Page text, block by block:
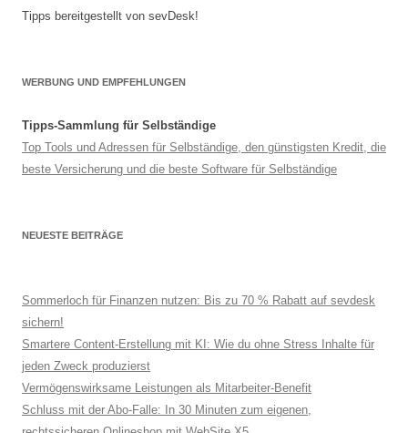
Tipps bereitgestellt von sevDesk!
WERBUNG UND EMPFEHLUNGEN
Tipps-Sammlung für Selbständige
Top Tools und Adressen für Selbständige, den günstigsten Kredit, die
beste Versicherung und die beste Software für Selbständige
NEUESTE BEITRÄGE
Sommerloch für Finanzen nutzen: Bis zu 70 % Rabatt auf sevdesk
sichern!
Smartere Content-Erstellung mit KI: Wie du ohne Stress Inhalte für
jeden Zweck produzierst
Vermögenswirksame Leistungen als Mitarbeiter-Benefit
Schluss mit der Abo-Falle: In 30 Minuten zum eigenen,